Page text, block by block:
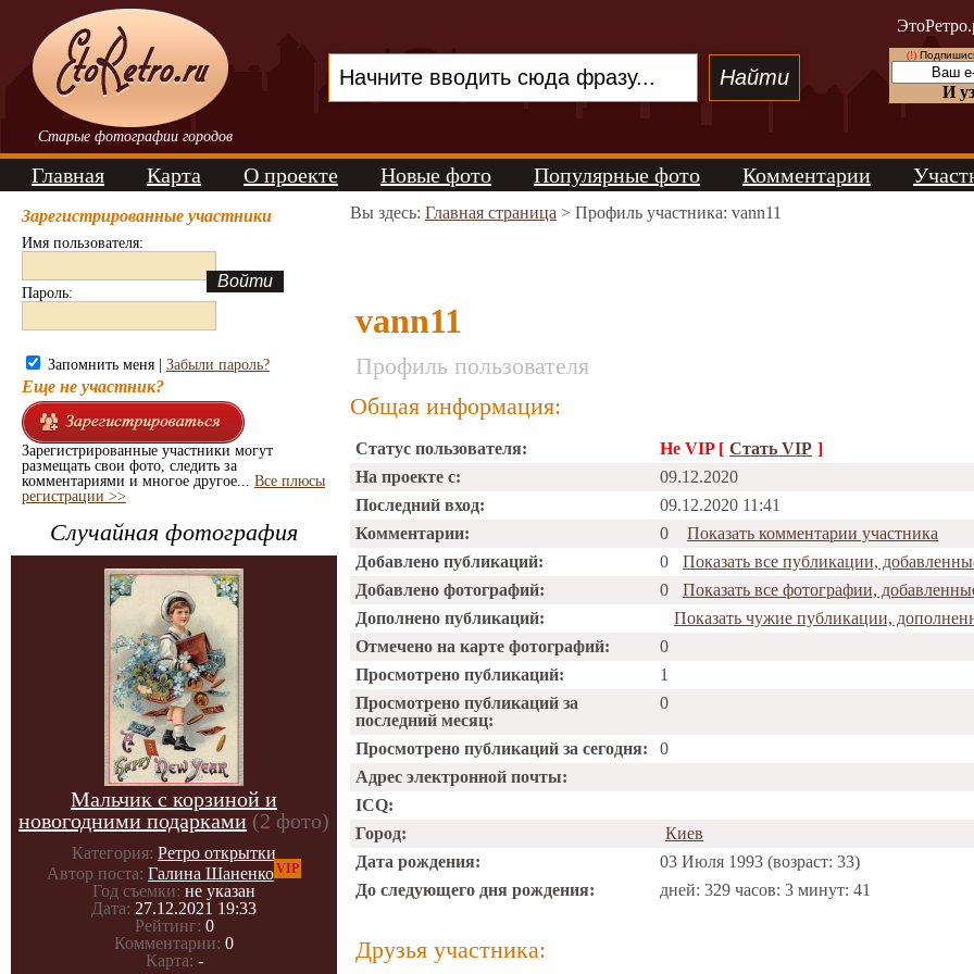
Старые фотографии городов
(!)
И
Главная Карта О проекте Новые фото Популярные фото Комментарии
Зарегистрированные участники
Имя пользователя:
Пароль:
Запомнить меня | Забыли пароль?
Еще не участник?
Зарегистрированные участники могут
размещать свои фото, следить за
комментариями и многое другое... Все плюсы
регистрации >>
Случайная фотография
Мальчик с корзиной и
новогодними подарками (2 фото)
Категория: Ретро открытки
Автор поста: Галина ШаненкоVIP
Год съемки: не указан
Дата: 27.12.2021 19:33
Рейтинг: 0
Комментарии: 0
Карта: -
Вы здесь: Главная страница > Профиль участника: vann11
vann11
Профиль пользователя
Общая информация:
Статус пользователя: Не VIP [ Стать VIP ]
На проекте с:
09.12.2020
Последний вход:
09.12.2020 11:41
Комментарии:
0
Показать комментарии участника
Добавлено публикаций:
0
Показать все публикации,
Добавлено фотографий:
0
Показать все фотографии,
Дополнено публикаций:
Показать чужие публикации,
Отмечено на карте фотографий:
0
Просмотрено публикаций:
1
Просмотрено публикаций за
последний месяц:
0
Просмотрено публикаций за сегодня:
0
Адрес электронной почты:
ICQ:
Город:
Киев
Дата рождения:
03 Июля 1993 (возраст: 33)
До следующего дня рождения:
дней: 329 часов: 3 минут: 41
Друзья участника: